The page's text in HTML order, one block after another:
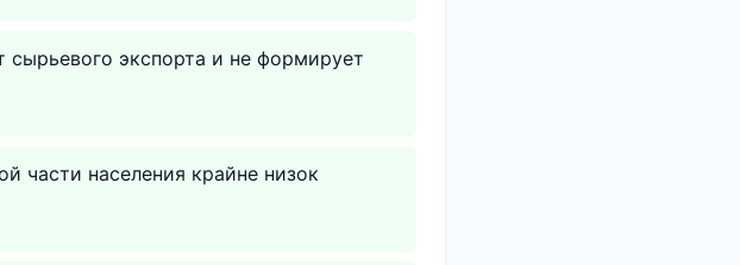
сырьевого экспорта и не формирует
части населения крайне низок